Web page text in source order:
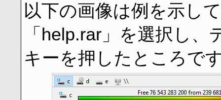
以下の画像は例を示し
「help.rar」を選択し
キーを押したところで